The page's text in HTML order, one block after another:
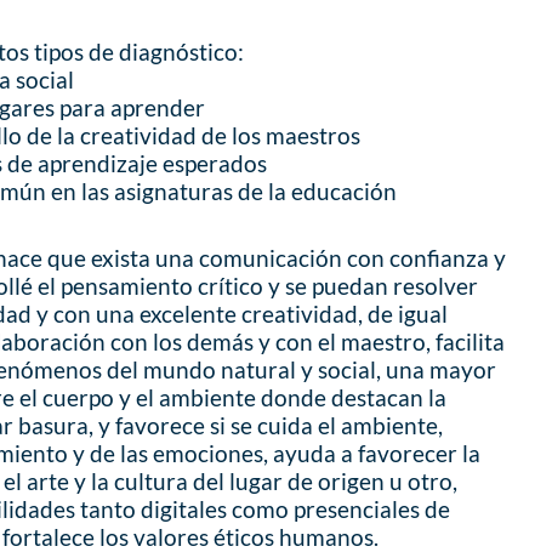
tipos de diagnóstico:
social
para aprender
de la creatividad de los maestros
aprendizaje esperados
en las asignaturas de la educación
que exista una comunicación con confianza y
el pensamiento crítico y se puedan resolver
y con una excelente creatividad, de igual
con los demás y con el maestro, facilita
del mundo natural y social, una mayor
el cuerpo y el ambiente donde destacan la
basura, y favorece si se cuida el ambiente,
y de las emociones, ayuda a favorecer la
arte y la cultura del lugar de origen u otro,
tanto digitales como presenciales de
los valores éticos humanos.